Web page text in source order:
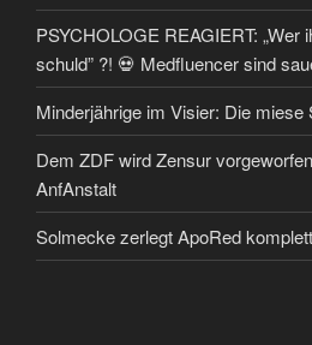
PSYCHOLOGE REAGIERT: „Wer
schuld” ?! 💀 Medfluencer sind
Minderjährige im Visier: Die miese
Dem ZDF wird Zensur
AnfAnstalt
Solmecke zerlegt ApoRed komplett